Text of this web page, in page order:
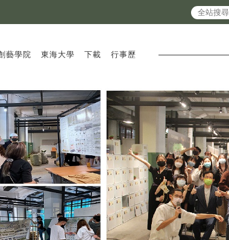
藝學院 東海大學 下載 行事歷